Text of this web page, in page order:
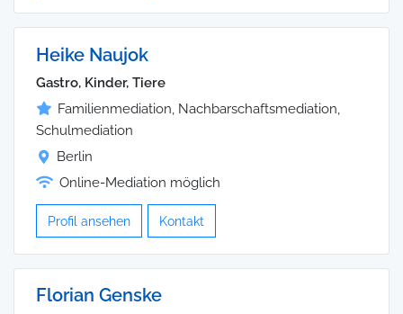
Heike Naujok
Gastro, Kinder, Tiere
Familienmediation, Nachbarschaftsmediation,
Schulmediation
Berlin
Online-Mediation möglich
Profil ansehen Kontakt
Florian Genske